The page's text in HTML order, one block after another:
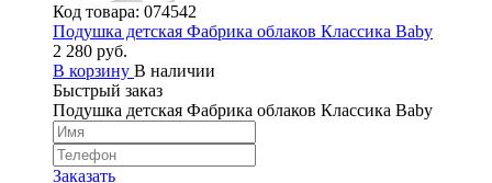
Код товара: 074542
Подушка детская Фабрика облаков Классика Baby
2 280 руб.
В корзину В наличии
Быстрый заказ
Подушка детская Фабрика облаков Классика Baby
Заказать